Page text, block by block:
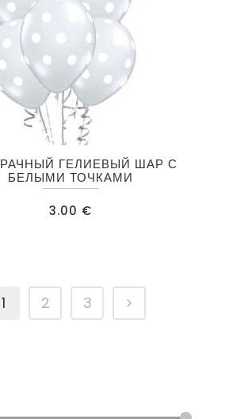
ГЕЛИЕВЫЙ ШАР С
БЕЛЫМИ ТОЧКАМИ
3.00 €
1 2 3